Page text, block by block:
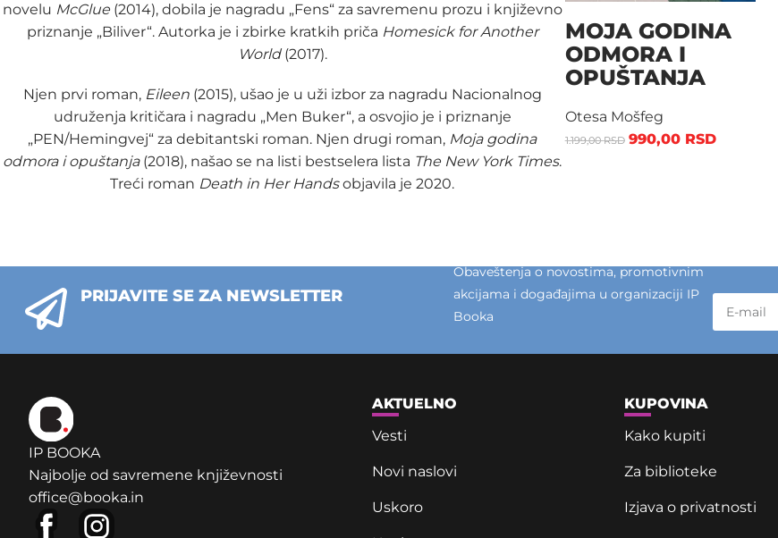
novelu McGlue(2014), dobila je nagradu „Fens“ za savremenu prozu i književno
priznanje „Biliver“. Autorka je i zbirke kratkih priča Homesick for Another
World(2017).
Njen prvi roman, Eileen(2015), ušao je u uži izbor za nagradu Nacionalnog
udruženja kritičara i nagradu „Men Buker“, a osvojio je i priznanje
„PEN/Hemingvej“ za debitantski roman. Njen drugi roman, Moja godina
odmora i opuštanja(2018), našao se na listi bestselera lista The New York Times.
Treći roman Death in Her Handsobjavila je 2020.
MOJA GODINA
ODMORA I
OPUŠTANJA
Otesa Mošfeg
1.199,00RSD 990,00 RSD
PRIJAVITE SE ZA NEWSLETTER
Obaveštenja o novostima, promotivnim
akcijama i događajima u organizaciji IP
Booka
IP BOOKA
Najbolje od savremene književnosti
office@booka.in
AKTUELNO
Vesti
Novi naslovi
Uskoro
KUPOVINA
Kako kupiti
Za biblioteke
Izjava o privatnosti